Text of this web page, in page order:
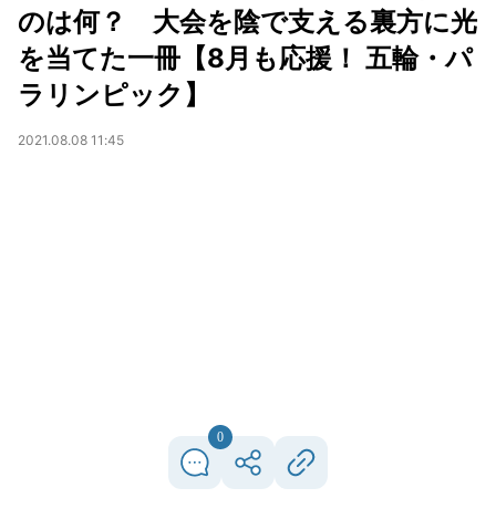
のは何？ 大会を陰で支える裏方に光
を当てた一冊【8月も応援！ 五輪・パ
ラリンピック】
2021.08.08 11:45
0